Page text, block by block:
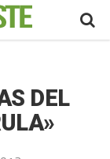
DEL